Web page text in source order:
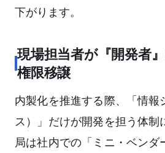
下がります。
現場担当者が『開発者
権限移譲
内製化を推進する際、「情報
ス）」だけが開発を担う体制
局は社内での「ミニ・ベンダ